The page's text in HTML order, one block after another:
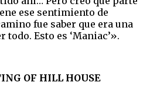
ese sentimiento de
fue saber que era una
Esto es ‘Maniac’».
OF HILL HOUSE